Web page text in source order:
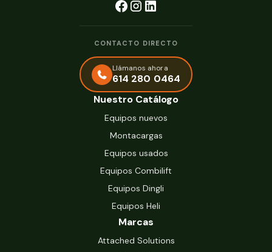
CONTACTO DIRECTO
Llámanos ahora
614 280 0464
Nuestro Catálogo
Equipos nuevos
Montacargas
Equipos usados
Equipos Combilift
Equipos Dingli
Equipos Heli
Marcas
Attached Solutions